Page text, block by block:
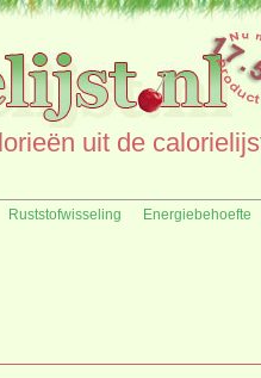
uit de
Ruststofwisseling Energiebehoefte